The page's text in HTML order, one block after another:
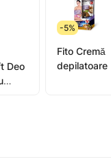
Deo
-5%
Fito Cremă
depilatoare